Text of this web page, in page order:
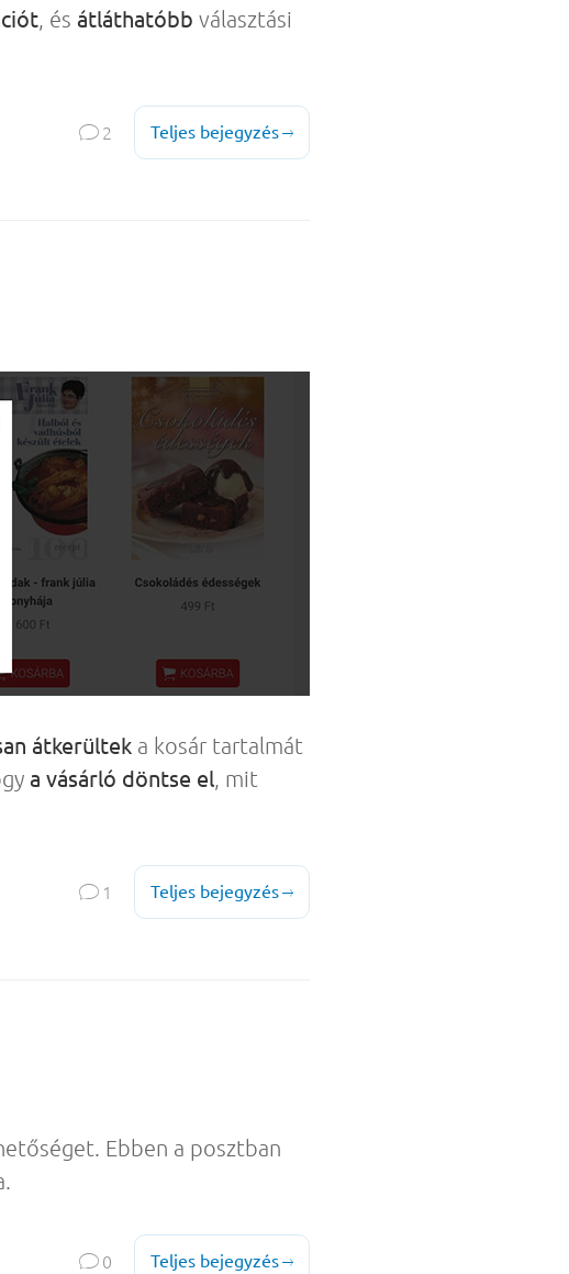
, és átláthatóbb választási
2 Teljes bejegyzés
átkerültek a kosár tartalmát
a vásárló döntse el, mit
 1 Teljes bejegyzés
Ebben a posztban
0 Teljes bejegyzés